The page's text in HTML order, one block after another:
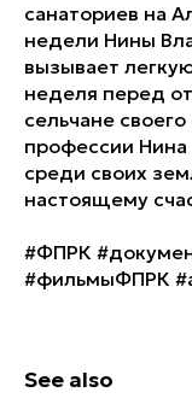
санаториев на
недели Нины
вызывает
неделя перед
сельчане
профессии Нина
среди своих
настоящему
#ФПРК
#фильмыФПРК
See also